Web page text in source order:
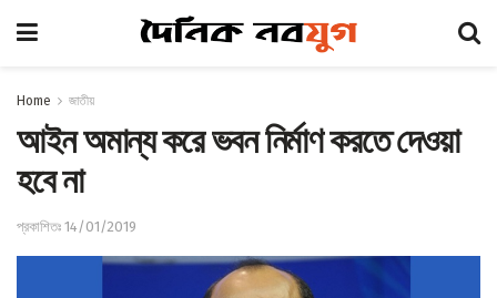
Home জাতীয়
আইন অমান্য করে ভবন নির্মাণ করতে দেওয়া
হবে না
প্রকাশিতঃ 14/01/2019